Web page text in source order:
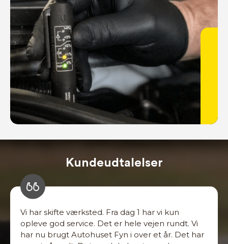
Kundeudtalelser
Vi har skifte værksted. Fra dag 1 har vi kun
opleve god service. Det er hele vejen rundt. Vi
har nu brugt Autohuset Fyn i over et år. Det har